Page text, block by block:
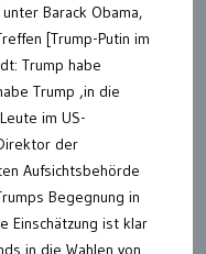
Barack Obama,
[Trump-Putin im
Trump habe
Trump ‚in die
im US-
der
Aufsichtsbehörde
Begegnung in
Einschätzung ist klar
in die Wahlen von